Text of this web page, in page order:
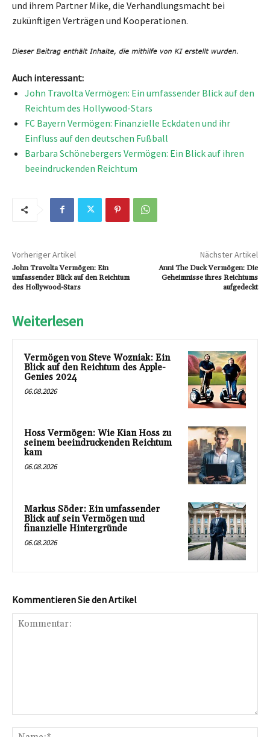
und ihrem Partner Mike, die Verhandlungsmacht bei
zukünftigen Verträgen und Kooperationen.
Auch interessant:
John Travolta Vermögen: Ein umfassender Blick auf den
Reichtum des Hollywood-Stars
FC Bayern Vermögen: Finanzielle Eckdaten und ihr
Einfluss auf den deutschen Fußball
Barbara Schönebergers Vermögen: Ein Blick auf ihren
beeindruckenden Reichtum
Vorheriger Artikel
John Travolta Vermögen: Ein
umfassender Blick auf den Reichtum
des Hollywood-Stars
Nächster Artikel
Anni The Duck Vermögen: Die
Geheimnisse ihres Reichtums
aufgedeckt
Weiterlesen
Vermögen von Steve Wozniak: Ein
Blick auf den Reichtum des Apple-
Genies 2024
06.08.2026
Hoss Vermögen: Wie Kian Hoss zu
seinem beeindruckenden Reichtum
kam
06.08.2026
Markus Söder: Ein umfassender
Blick auf sein Vermögen und
finanzielle Hintergründe
06.08.2026
Kommentieren Sie den Artikel